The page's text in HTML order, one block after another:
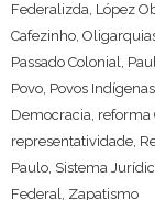
Federalizda, López
Cafezinho,
Passado Colonial,
Povo, Povos Indígenas
Democracia, reforma
representatividade,
Paulo, Sistema
Federal, Zapatismo